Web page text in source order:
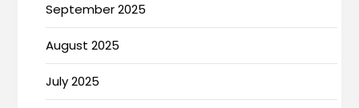
September 2025
August 2025
July 2025